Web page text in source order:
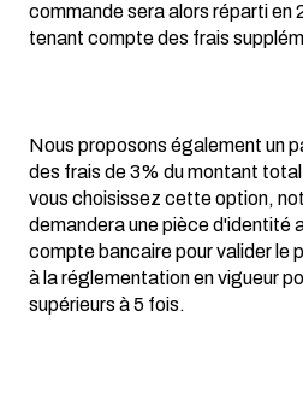
commande sera alors réparti en
tenant compte des frais
Nous proposons également un
des frais de 3% du montant
vous choisissez cette option,
demandera une pièce d'identité
compte bancaire pour valider le
à la réglementation en vigueur
supérieurs à 5 fois.